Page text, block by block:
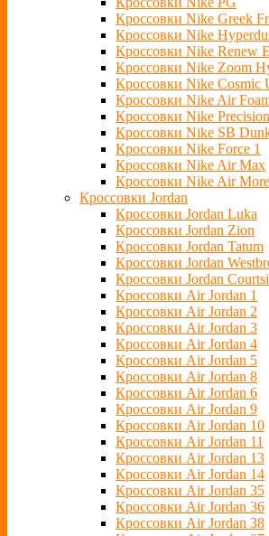
Кроссовки Nike Greek
Кроссовки Nike
Кроссовки Nike Renew
Кроссовки Nike Zoom
Кроссовки Nike Cosmic
Кроссовки Nike Air
Кроссовки Nike Precision
Кроссовки Nike SB
Кроссовки Nike Force 1
Кроссовки Nike Air Max
Кроссовки Nike Air
Кроссовки Jordan
Кроссовки Jordan Luka
Кроссовки Jordan Zion
Кроссовки Jordan Tatum
Кроссовки Jordan
Кроссовки Jordan
Кроссовки Air Jordan 1
Кроссовки Air Jordan 2
Кроссовки Air Jordan 3
Кроссовки Air Jordan 4
Кроссовки Air Jordan 5
Кроссовки Air Jordan 8
Кроссовки Air Jordan 6
Кроссовки Air Jordan 9
Кроссовки Air Jordan 10
Кроссовки Air Jordan 11
Кроссовки Air Jordan 13
Кроссовки Air Jordan 14
Кроссовки Air Jordan 35
Кроссовки Air Jordan 36
Кроссовки Air Jordan 38